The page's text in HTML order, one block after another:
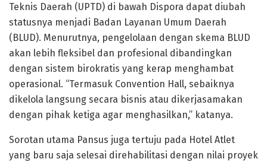
Teknis Daerah (UPTD) di bawah Dispora dapat diubah
statusnya menjadi Badan Layanan Umum Daerah
(BLUD). Menurutnya, pengelolaan dengan skema BLUD
akan lebih fleksibel dan profesional dibandingkan
dengan sistem birokratis yang kerap menghambat
operasional. “Termasuk Convention Hall, sebaiknya
dikelola langsung secara bisnis atau dikerjasamakan
dengan pihak ketiga agar menghasilkan,” katanya.
Sorotan utama Pansus juga tertuju pada Hotel Atlet
yang baru saja selesai direhabilitasi dengan nilai proyek